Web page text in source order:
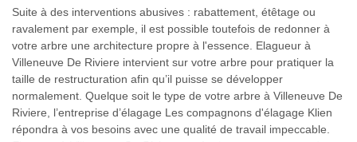
Suite à des interventions abusives : rabattement, étêtage ou
ravalement par exemple, il est possible toutefois de redonner à
votre arbre une architecture propre à l'essence. Elagueur à
Villeneuve De Riviere intervient sur votre arbre pour pratiquer la
taille de restructuration afin qu’il puisse se développer
normalement. Quelque soit le type de votre arbre à Villeneuve De
Riviere, l’entreprise d’élagage Les compagnons d'élagage Klien
répondra à vos besoins avec une qualité de travail impeccable.